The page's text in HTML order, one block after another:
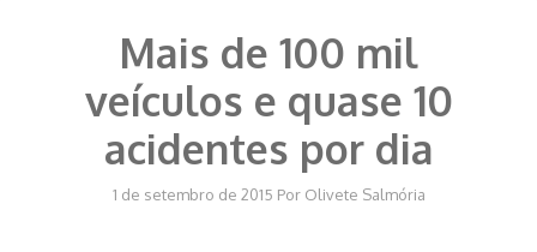
Mais de 100 mil
veículos e quase 10
acidentes por dia
1 de setembro de 2015 Por Olivete Salmória